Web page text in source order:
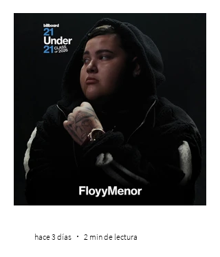
banda que llegará a la capital de La
Araucanía para ofrecer un show cargado
de energía, guitarras y canciones que han
marcado su breve pero exitosa trayectoria.
hace 3 días 2 min de lectura